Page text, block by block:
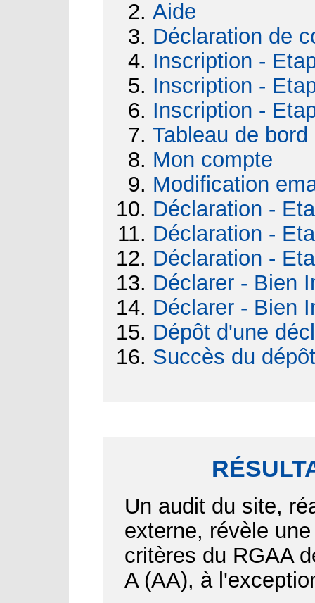
Aide
Déclaration de
Inscription -
Inscription -
Inscription -
Tableau de bord
Mon compte
Modification
Déclaration -
Déclaration -
Déclaration -
Déclarer - Bien
Déclarer - Bien
Dépôt d'une
Succès du
Un audit du site,
externe, révèle
critères du RGAA
A (AA), à